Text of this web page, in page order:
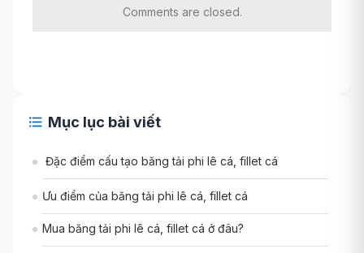
Comments are closed.
Mục lục bài viết
Đặc điểm cấu tạo băng tải phi lê cá, fillet cá
Ưu điểm của băng tải phi lê cá, fillet cá
Mua băng tải phi lê cá, fillet cá ở đâu?